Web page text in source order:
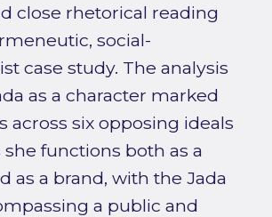
close rhetorical reading
social-
case study. The analysis
as a character marked
across six opposing ideals
functions both as a
as a brand, with the Jada
a public and